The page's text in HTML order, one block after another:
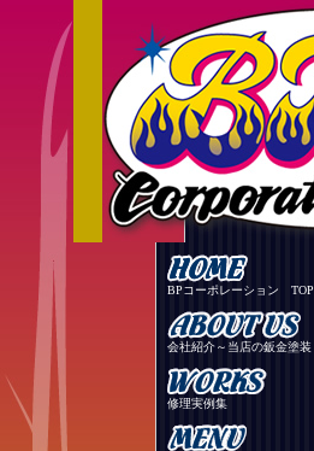
BPコーポレーション TOP
会社紹介～当店の鈑金塗装
修理実例集